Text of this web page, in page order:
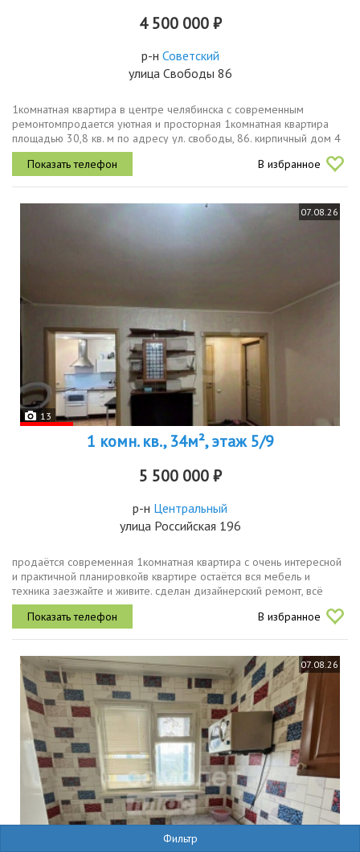
Фильтр
4 500 000 ₽
р-н Советский
улица Свободы 86
1комнатная квартира в центре челябинска с современным
ремонтомпродается уютная и просторная 1комнатная квартира
площадью 30,8 кв. м по адресу ул. свободы, 86. кирпичный дом 4
этаж 6этажного дома. свежий современный ремонт. квартира не
требует...
В избранное
07.08.26
13
1 комн. кв., 34м², этаж 5/9
5 500 000 ₽
р-н Центральный
улица Российская 196
продаётся современная 1комнатная квартира с очень интересной
и практичной планировкойв квартире остаётся вся мебель и
техника заезжайте и живите. сделан дизайнерский ремонт, всё
готово к комфортной жизни.преимуществаодин взрослый
собственник,...
В избранное
07.08.26